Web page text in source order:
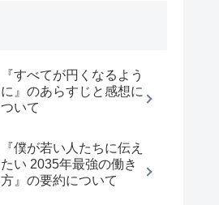
『すべてが円くなるよう
に』のあらすじと感想に
ついて
『僕が若い人たちに伝え
たい 2035年最強の働き
方』の要約について